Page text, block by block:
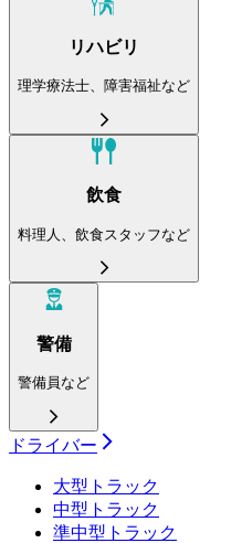
リハビリ
理学療法士、障害福祉など
飲食
料理人、飲食スタッフなど
警備
警備員など
ドライバー
大型トラック
中型トラック
準中型トラック